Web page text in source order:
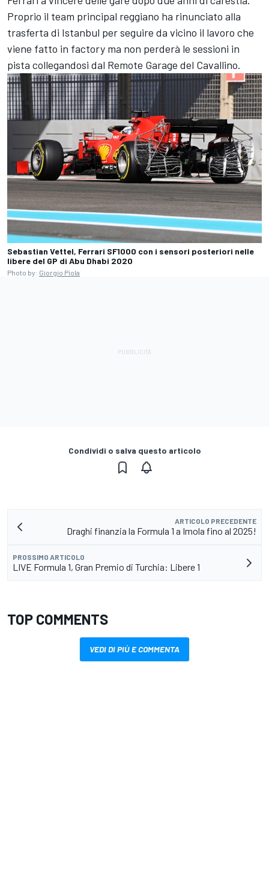
Proprio il team principal reggiano ha rinunciato alla
trasferta di Istanbul per seguire da vicino il lavoro che
viene fatto in factory ma non perderà le sessioni in
pista collegandosi dal Remote Garage del Cavallino.
Sebastian Vettel, Ferrari SF1000 con i sensori posteriori nelle
libere del GP di Abu Dhabi 2020
Photo by: Giorgio Piola
Condividi o salva questo articolo
ARTICOLO PRECEDENTE
Draghi finanzia la Formula 1 a Imola fino al 2025!
PROSSIMO ARTICOLO
LIVE Formula 1, Gran Premio di Turchia: Libere 1
TOP COMMENTS
VEDI DI PIÙ E COMMENTA